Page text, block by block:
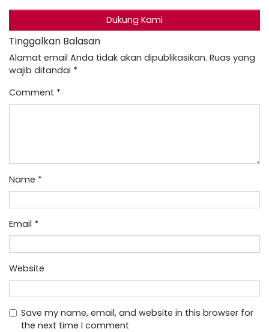
Dukung Kami
Tinggalkan Balasan
Alamat email Anda tidak akan dipublikasikan. Ruas yang
wajib ditandai *
Comment *
Name *
Email *
Website
Save my name, email, and website in this browser for
the next time I comment